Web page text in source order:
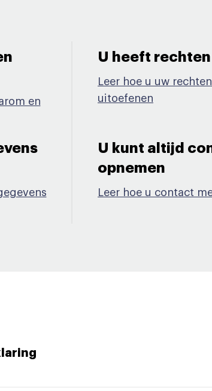
en
U heeft
Leer hoe u uw
uitoefenen
U kunt altijd
opnemen​
Leer hoe u contact